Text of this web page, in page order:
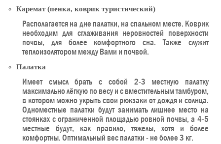
Каремат (пенка, коврик туристический)
Располагается на дне палатки, на спальном месте. Коврик
необходим для сглаживания неровностей поверхности
почвы, для более комфортного сна. Также служит
теплоизолятором между Вами и почвой.
Палатка
Имеет смысл брать с собой 2-3 местную палатку
максимально лёгкую по весу и с вместительным тамбуром,
в котором можно укрыть свои рюкзаки от дождя и солнца.
Одноместные палатки будут занимать лишнее место на
стоянках с ограниченной площадью ровной почвы, а 4-5
местные будут, как правило, тяжелы, хотя и более
комфортны. Оптимальный вес палатки - не более 3 кг.